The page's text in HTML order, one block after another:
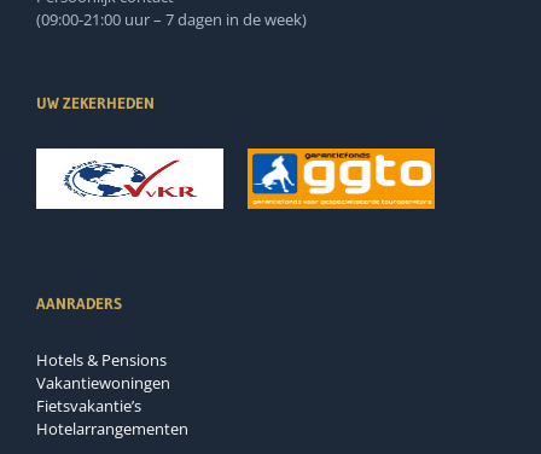
(09:00-21:00 uur – 7 dagen in de week)
UW ZEKERHEDEN
AANRADERS
Hotels & Pensions
Vakantiewoningen
Fietsvakantie’s
Hotelarrangementen